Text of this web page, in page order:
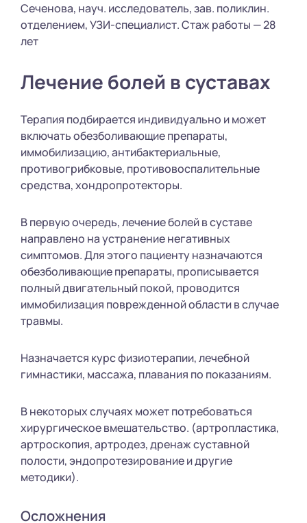
Сеченова, науч. исследователь, зав. поликлин.
отделением, УЗИ-специалист. Стаж работы — 28
лет
Лечение болей в суставах
Терапия подбирается индивидуально и может
включать обезболивающие препараты,
иммобилизацию, антибактериальные,
противогрибковые, противовоспалительные
средства, хондропротекторы.
В первую очередь, лечение болей в суставе
направлено на устранение негативных
симптомов. Для этого пациенту назначаются
обезболивающие препараты, прописывается
полный двигательный покой, проводится
иммобилизация поврежденной области в случае
травмы.
Назначается курс физиотерапии, лечебной
гимнастики, массажа, плавания по показаниям.
В некоторых случаях может потребоваться
хирургическое вмешательство. (артропластика,
артроскопия, артродез, дренаж суставной
полости, эндопротезирование и другие
методики).
Осложнения